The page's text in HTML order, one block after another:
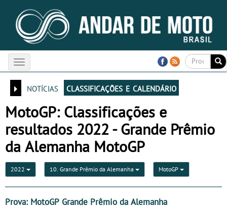
Toggle
navigation
notícias classificações e calendário
MotoGP: Classificações e
resultados 2022 - Grande Prêmio
da Alemanha MotoGP
2022 10. Grande Prêmio da Alemanha MotoGP
Prova: MotoGP Grande Prêmio da Alemanha